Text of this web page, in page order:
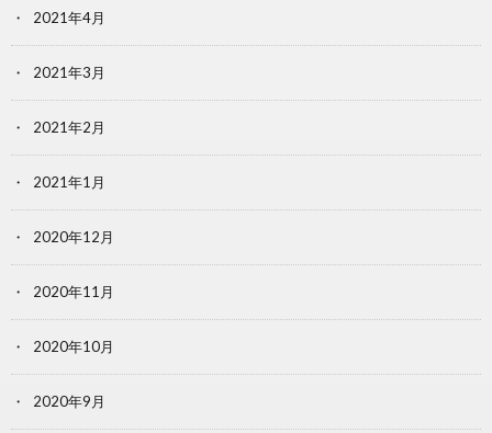
2021年4月
2021年3月
2021年2月
2021年1月
2020年12月
2020年11月
2020年10月
2020年9月